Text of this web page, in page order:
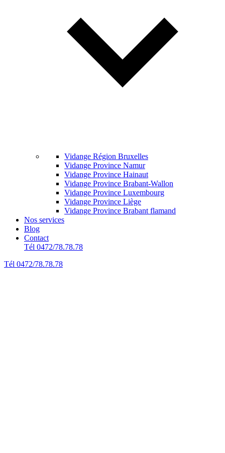
Vidange Région Bruxelles
Vidange Province Namur
Vidange Province Hainaut
Vidange Province Brabant-Wallon
Vidange Province Luxembourg
Vidange Province Liège
Vidange Province Brabant flamand
Nos services
Blog
Contact
Tél 0472/78.78.78
Tél 0472/78.78.78